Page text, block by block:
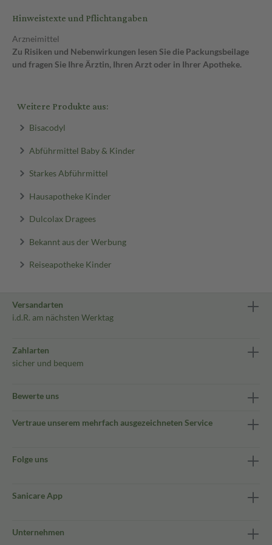
Hinweistexte und Pflichtangaben
Arzneimittel
Zu Risiken und Nebenwirkungen lesen Sie die Packungsbeilage
und fragen Sie Ihre Ärztin, Ihren Arzt oder in Ihrer Apotheke.
Weitere Produkte aus:
Bisacodyl
Abführmittel Baby & Kinder
Starkes Abführmittel
Hausapotheke Kinder
Dulcolax Dragees
Bekannt aus der Werbung
Reiseapotheke Kinder
Versandarten
i.d.R. am nächsten Werktag
Zahlarten
sicher und bequem
Bewerte uns
Vertraue unserem mehrfach ausgezeichneten Service
Folge uns
Sanicare App
Unternehmen